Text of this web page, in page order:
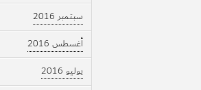
سبتمبر 2016
أغسطس 2016
يوليو 2016